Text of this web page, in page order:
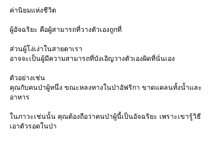
ค่านิยมแห่งชีวิต
ผู้อัจฉริยะ คือผู้สามารถที่วางตัวเองถูกที่
ส่วนผู้โง่เง่าในสายตาเรา
อาจจะเป็นผู้มีความสามารถที่บังเอิญวางตัวเองผิดที่นั่นเอง
ตัวอย่างเช่น
คุณกับคนป่าผู้หนึ่ง ขณะหลงทางในป่าอัฟริกา ขาดแคลนทั้งน้ำและ
อาหาร
นภาวะเช่นนั้น คุณต้องถือว่าคนป่าผู้นี้เป็นอัจฉริยะ เพราะเขารู้วิธี
เอาตัวรอดในป่า